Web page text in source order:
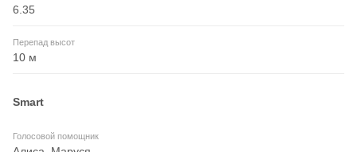
6.35
Перепад высот
10 м
Smart
Голосовой помощник